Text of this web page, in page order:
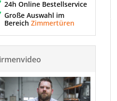
24h Online Bestellservice
Große Auswahl im
Bereich Zimmertüren